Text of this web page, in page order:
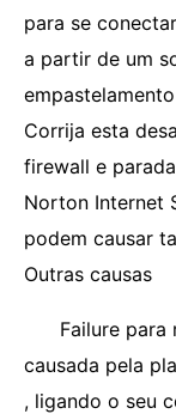
para se
a partir de um
Corrija esta
firewall e
Norton Internet
podem causar
Outras causas
Failure para
causada pela
, ligando o seu